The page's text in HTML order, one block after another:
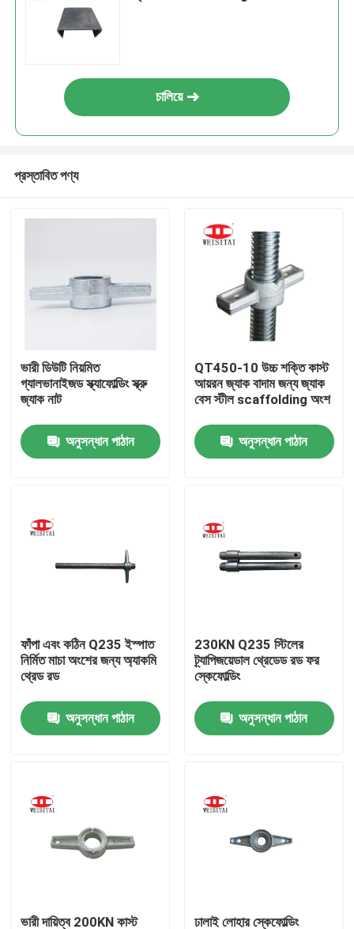
পণ্য
আমাদের সম্পর্কে
মান নিয়ন্ত্রণ
যোগাযোগ করুন
ফ্রেম ভারা পার্টস
চালিয়ে
প্রস্তাবিত পণ্য
ভারী ডিউটি ​​নিয়মিত
গ্যালভানাইজড স্ক্যাফোল্ডিং স্ক্রু
জ্যাক নাট
অনুসন্ধান পাঠান
QT450-10 উচ্চ শক্তি কাস্ট
আয়রন জ্যাক বাদাম জন্য জ্যাক
বেস স্টীল scaffolding অংশ
অনুসন্ধান পাঠান
ফাঁপা এবং কঠিন Q235 ইস্পাত
নির্মিত মাচা অংশের জন্য অ্যাকমি
থ্রেড রড
অনুসন্ধান পাঠান
230KN Q235 স্টিলের
ট্র্যাপিজয়েডাল থ্রেডেড রড ফর
স্কেফোল্ডিং
অনুসন্ধান পাঠান
ভারী দায়িত্ব 200KN কাস্ট ঢালাই লোহার স্কেফোল্ডিং